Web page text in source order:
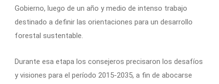
Gobierno, luego de un año y medio de intenso trabajo
destinado a definir las orientaciones para un desarrollo
forestal sustentable.
Durante esa etapa los consejeros precisaron los desafíos
y visiones para el período 2015-2035, a fin de abocarse